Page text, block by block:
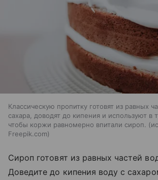
Классическую пропитку готовят из равных
сахара, доводят до кипения и используют в
чтобы коржи равномерно впитали сироп.
Freepik.com
Сироп готовят из равных частей
Доведите до кипения воду с